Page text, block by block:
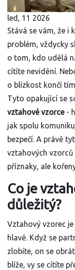
led, 11 2026
Stává se vám, že i
problém, vždycky
o tom, kdo udělá
cítíte nevidění.
o blízkost končí
Tyto opakující se
vztahové vzorce-
jak spolu
bezpečí. A právě
vztahových
příznaky, ale
Co je
důležitý?
Vztahový vzorec
hlavě. Když se
zlobíte, on se
blíže, vy se cítíte